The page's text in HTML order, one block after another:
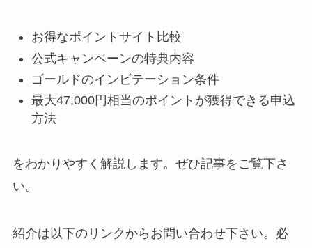
お得なポイントサイト比較
公式キャンペーンの特典内容
ゴールドのインビテーション条件
最大47,000円相当のポイントが獲得できる申込
方法
をわかりやすく解説します。ぜひ記事をご覧下さ
い。
紹介は以下のリンクからお問い合わせ下さい。必